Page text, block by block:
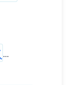
...